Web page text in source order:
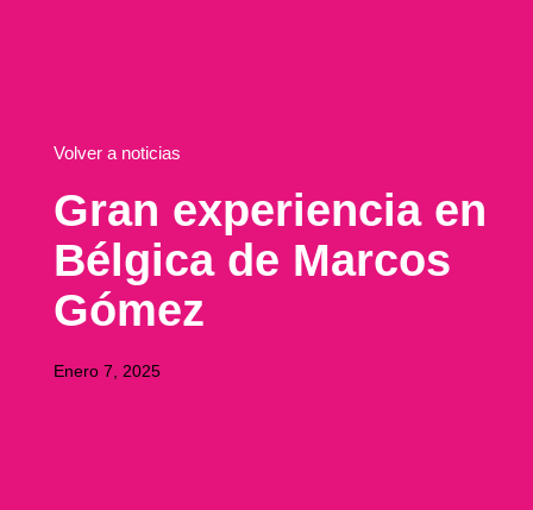
Volver a noticias
Gran experiencia en
Bélgica de Marcos
Gómez
Enero 7, 2025